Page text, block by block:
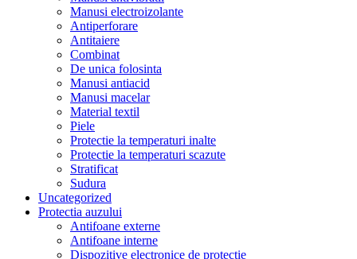
Manusi electroizolante
Antiperforare
Antitaiere
Combinat
De unica folosinta
Manusi antiacid
Manusi macelar
Material textil
Piele
Protectie la temperaturi inalte
Protectie la temperaturi scazute
Stratificat
Sudura
Uncategorized
Protectia auzului
Antifoane externe
Antifoane interne
Dispozitive electronice de protectie